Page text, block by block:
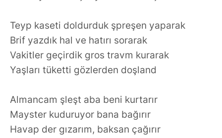
Teyp kaseti doldurduk şpreşen yaparak
Brif yazdık hal ve hatırı sorarak
Vakitler geçirdik gros travm kurarak
Yaşları tüketti gözlerden doşland
Almancam şleşt aba beni kurtarır
Mayster kuduruyor bana bağırır
Havap der gızarım, baksan çağırır